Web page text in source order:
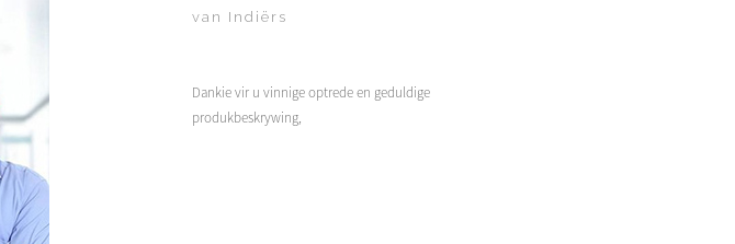
van Indiërs
Dankie vir u vinnige optrede en geduldige
produkbeskrywing,